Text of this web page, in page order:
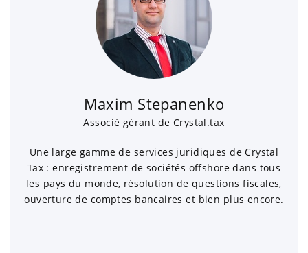
Maxim Stepanenko
Associé gérant de Crystal.tax
Une large gamme de services juridiques de Crystal
Tax : enregistrement de sociétés offshore dans tous
les pays du monde, résolution de questions fiscales,
ouverture de comptes bancaires et bien plus encore.